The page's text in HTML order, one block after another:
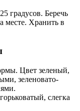
градусов. Беречь
месте. Хранить в
Цвет зеленый,
зеленовато-
слегка